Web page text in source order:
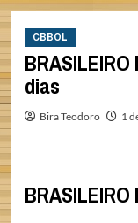
CBBOL
BRASILEIRO
dias
Bira Teodoro 1
BRASILEIRO